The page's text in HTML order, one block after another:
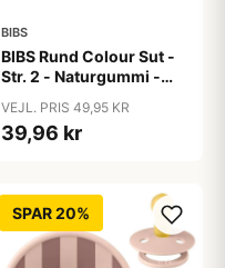
BIBS
BIBS Rund Colour Sut -
Str. 2 - Naturgummi -
Blue/Dusty Blue
VEJL. PRIS 49,95 KR
39,96 kr
SPAR 20%